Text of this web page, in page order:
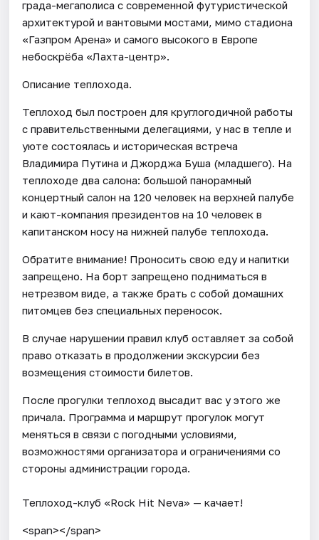
града-мегаполиса с современной футуристической
архитектурой и вантовыми мостами, мимо стадиона
«Газпром Арена» и самого высокого в Европе
небоскрёба «Лахта-центр».
Описание теплохода.
Теплоход был построен для круглогодичной работы
с правительственными делегациями, у нас в тепле и
уюте состоялась и историческая встреча
Владимира Путина и Джорджа Буша (младшего). На
теплоходе два салона: большой панорамный
концертный салон на 120 человек на верхней палубе
и кают-компания президентов на 10 человек в
капитанском носу на нижней палубе теплохода.
Обратите внимание! Проносить свою еду и напитки
запрещено. На борт запрещено подниматься в
нетрезвом виде, а также брать с собой домашних
питомцев без специальных переносок.
В случае нарушении правил клуб оставляет за собой
право отказать в продолжении экскурсии без
возмещения стоимости билетов.
После прогулки теплоход высадит вас у этого же
причала. Программа и маршрут прогулок могут
меняться в связи с погодными условиями,
возможностями организатора и ограничениями со
стороны администрации города.
Теплоход-клуб «Rock Hit Neva» — качает!
<span></span>